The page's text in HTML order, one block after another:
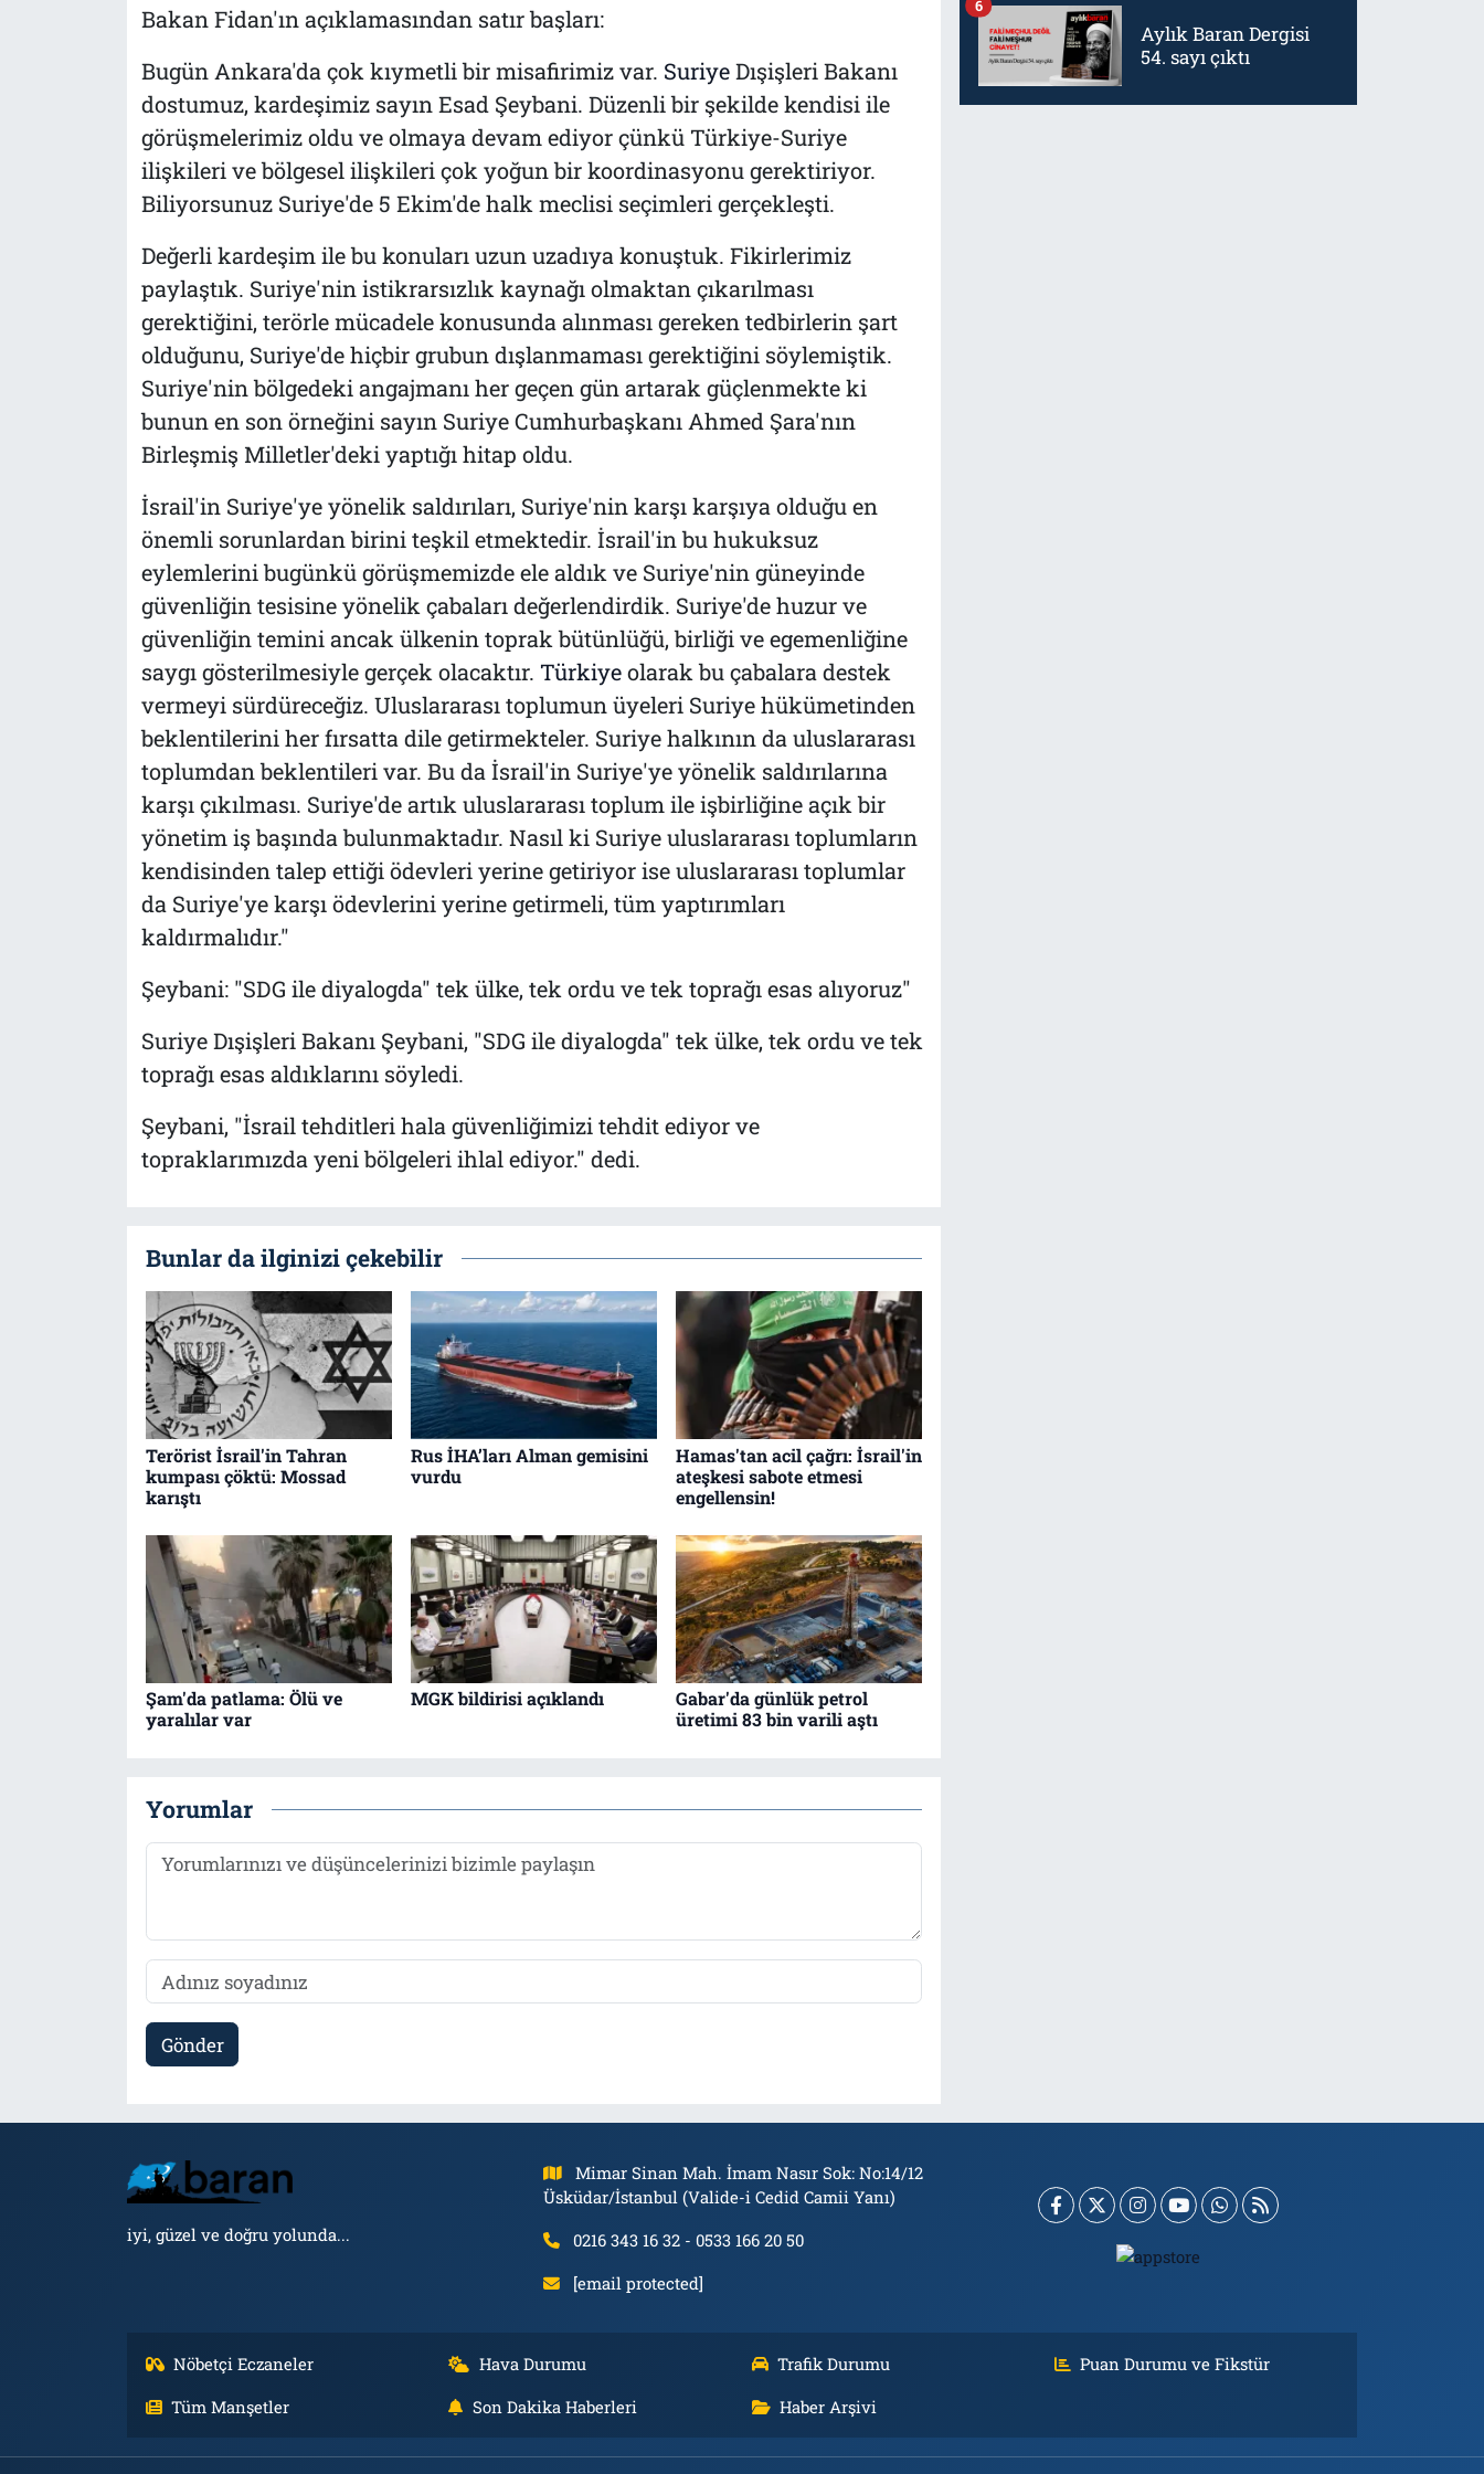
Bakan Fidan'ın açıklamasından satır başları:
Bugün Ankara'da çok kıymetli bir misafirimiz var. SuriyeDışişleri Bakanı
dostumuz, kardeşimiz sayın Esad Şeybani. Düzenli bir şekilde kendisi ile
görüşmelerimiz oldu ve olmaya devam ediyor çünkü Türkiye-Suriye
ilişkileri ve bölgesel ilişkileri çok yoğun bir koordinasyonu gerektiriyor.
Biliyorsunuz Suriye'de 5 Ekim'de halk meclisi seçimleri gerçekleşti.
Değerli kardeşim ile bu konuları uzun uzadıya konuştuk. Fikirlerimiz
paylaştık. Suriye'nin istikrarsızlık kaynağı olmaktan çıkarılması
gerektiğini, terörle mücadele konusunda alınması gereken tedbirlerin şart
olduğunu, Suriye'de hiçbir grubun dışlanmaması gerektiğini söylemiştik.
Suriye'nin bölgedeki angajmanı her geçen gün artarak güçlenmekte ki
bunun en son örneğini sayın Suriye Cumhurbaşkanı Ahmed Şara'nın
Birleşmiş Milletler'deki yaptığı hitap oldu.
İsrail'in Suriye'ye yönelik saldırıları, Suriye'nin karşı karşıya olduğu en
önemli sorunlardan birini teşkil etmektedir. İsrail'in bu hukuksuz
eylemlerini bugünkü görüşmemizde ele aldık ve Suriye'nin güneyinde
güvenliğin tesisine yönelik çabaları değerlendirdik. Suriye'de huzur ve
güvenliğin temini ancak ülkenin toprak bütünlüğü, birliği ve egemenliğine
saygı gösterilmesiyle gerçek olacaktır. Türkiyeolarak bu çabalara destek
vermeyi sürdüreceğiz. Uluslararası toplumun üyeleri Suriye hükümetinden
beklentilerini her fırsatta dile getirmekteler. Suriye halkının da uluslararası
toplumdan beklentileri var. Bu da İsrail'in Suriye'ye yönelik saldırılarına
karşı çıkılması. Suriye'de artık uluslararası toplum ile işbirliğine açık bir
yönetim iş başında bulunmaktadır. Nasıl ki Suriye uluslararası toplumların
kendisinden talep ettiği ödevleri yerine getiriyor ise uluslararası toplumlar
da Suriye'ye karşı ödevlerini yerine getirmeli, tüm yaptırımları
kaldırmalıdır."
Şeybani: "SDG ile diyalogda" tek ülke, tek ordu ve tek toprağı esas alıyoruz"
Suriye Dışişleri Bakanı Şeybani, "SDG ile diyalogda" tek ülke, tek ordu ve tek
toprağı esas aldıklarını söyledi.
Şeybani, "İsrail tehditleri hala güvenliğimizi tehdit ediyor ve
topraklarımızda yeni bölgeleri ihlal ediyor." dedi.
Bunlar da ilginizi çekebilir
Terörist İsrail'in Tahran
kumpası çöktü: Mossad
karıştı
Rus İHA’ları Alman gemisini
vurdu
Hamas'tan acil çağrı: İsrail'in
ateşkesi sabote etmesi
engellensin!
Şam'da patlama: Ölü ve
yaralılar var
MGK bildirisi açıklandı
Gabar'da günlük petrol
üretimi 83 bin varili aştı
Yorumlar
Gönder
Aylık Baran Dergisi
54. sayı çıktı
6
iyi, güzel ve doğru yolunda...
Mimar Sinan Mah. İmam Nasır Sok: No:14/12
Üsküdar/İstanbul (Valide-i Cedid Camii Yanı)
0216 343 16 32 - 0533 166 20 50
[email protected]
Nöbetçi Eczaneler Hava Durumu Trafik Durumu
Puan Durumu ve Fikstür
Tüm Manşetler
Son Dakika Haberleri Haber Arşivi